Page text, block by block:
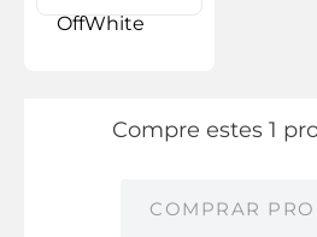
Compre estes 1
COMPRAR